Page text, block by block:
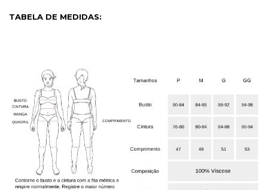
TABELA DE MEDIDAS: